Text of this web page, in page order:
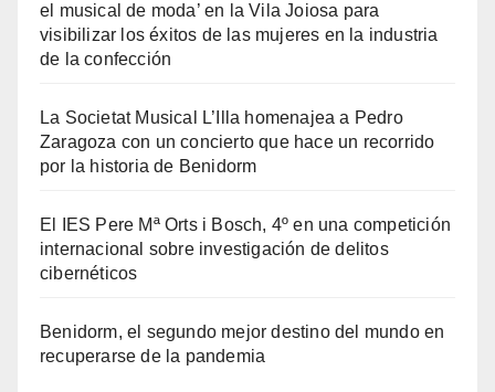
el musical de moda’ en la Vila Joiosa para
visibilizar los éxitos de las mujeres en la industria
de la confección
La Societat Musical L’Illa homenajea a Pedro
Zaragoza con un concierto que hace un recorrido
por la historia de Benidorm
El IES Pere Mª Orts i Bosch, 4º en una competición
internacional sobre investigación de delitos
cibernéticos
Benidorm, el segundo mejor destino del mundo en
recuperarse de la pandemia